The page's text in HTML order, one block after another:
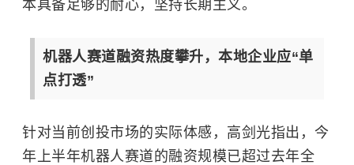
本具备足够的耐心，坚持长期主义。
机器人赛道融资热度攀升，本地企业应“单
点打透”
针对当前创投市场的实际体感，高剑光指出，今
年上半年机器人赛道的融资规模已超过去年全